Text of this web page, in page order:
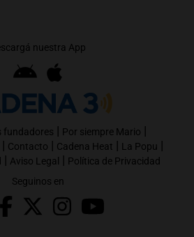
nuestra App
fundadores | Por siempre Mario |
| Contacto | Cadena Heat | La Popu |
| Aviso Legal | Política de Privacidad
Seguinos en